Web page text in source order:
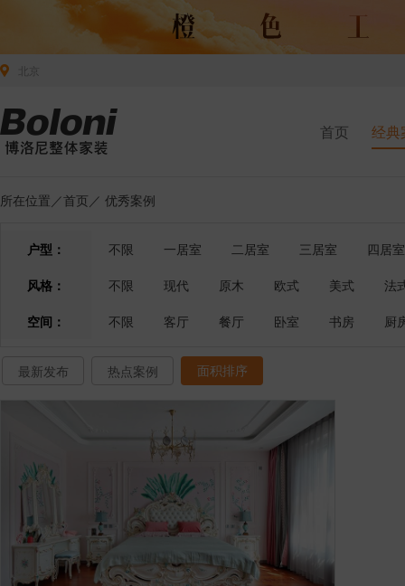
首页 经典
所在位置／首页 ／ 优秀案例
户型： 不限 一居室 二居室 三居室
四居室
风格：
不限 现代 原木 欧式 美式
法
空间：
不限 客厅 餐厅 卧室 书房 厨
最新发布 热点案例 面积排序